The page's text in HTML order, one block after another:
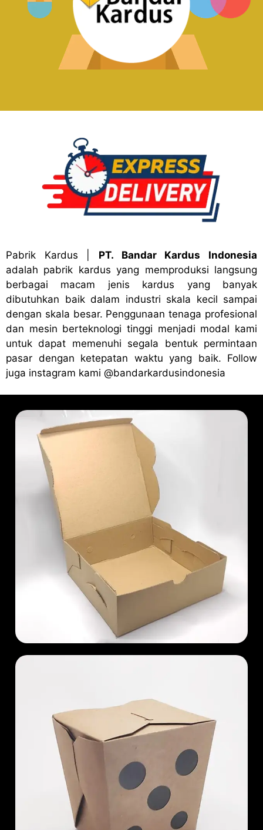
Pabrik Kardus
PT. Bandar Kardus Indonesia
adalah pabrik kardus yang memproduksi langsung
berbagai macam jenis kardus yang banyak
dibutuhkan baik dalam industri skala kecil sampai
dengan skala besar. Penggunaan tenaga profesional
dan mesin berteknologi tinggi menjadi modal kami
untuk dapat memenuhi segala bentuk permintaan
pasar dengan ketepatan waktu yang baik. Follow
juga instagram kami @bandarkardusindonesia